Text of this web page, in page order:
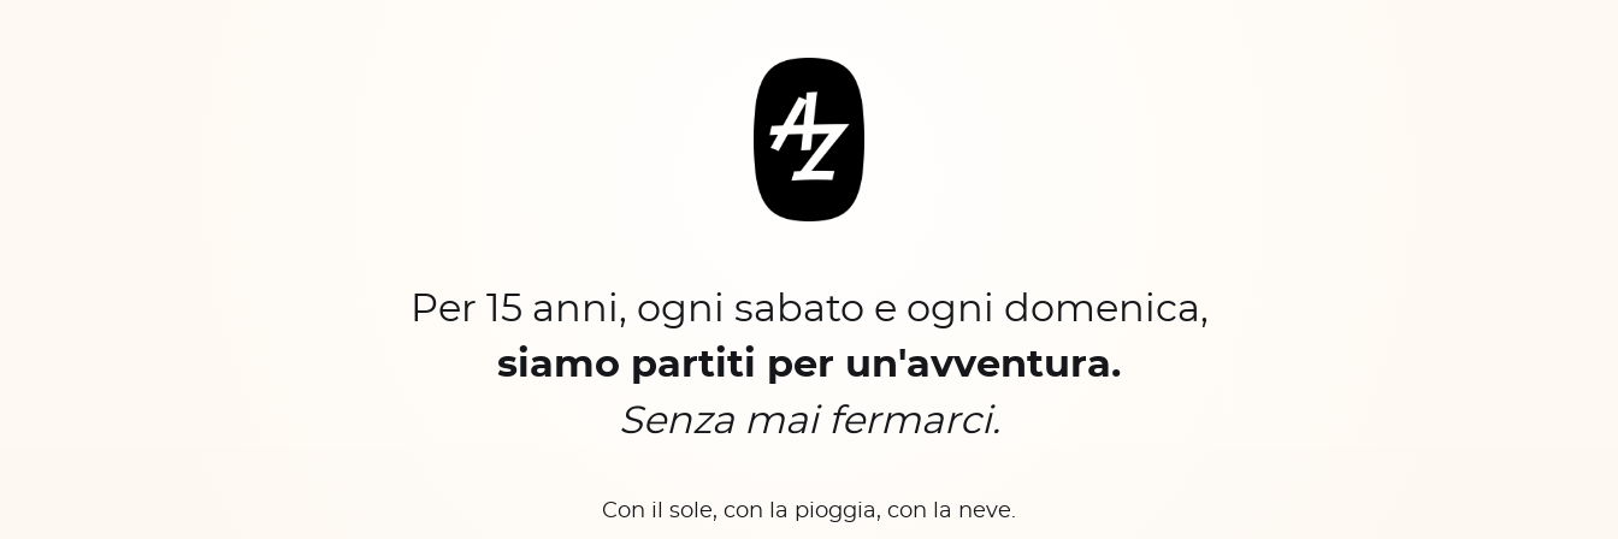
Per 15 anni, ogni sabato e ogni domenica,
siamo partiti per un'avventura.
Senza mai fermarci.
Con il sole, con la pioggia, con la neve.